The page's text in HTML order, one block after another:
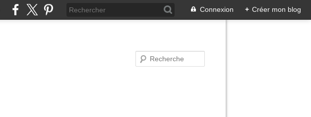
Connexion + Créer mon blog